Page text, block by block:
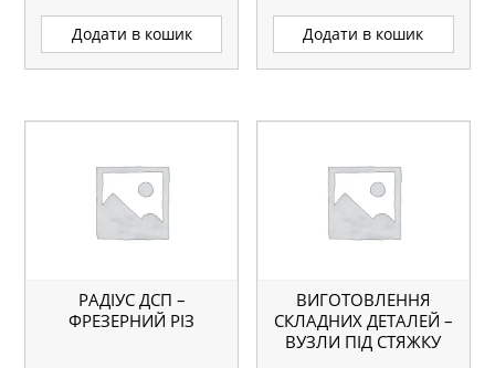
Додати в кошик Додати в кошик
РАДІУС ДСП –
ФРЕЗЕРНИЙ РІЗ
ВИГОТОВЛЕННЯ
СКЛАДНИХ ДЕТАЛЕЙ –
ВУЗЛИ ПІД СТЯЖКУ